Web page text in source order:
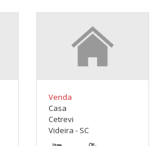
Venda
Casa
Cetrevi
Videira - SC